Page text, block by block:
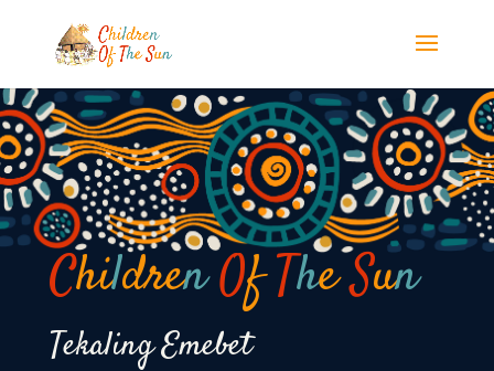
ChildrenOfTheSun
Tekaling Emebet